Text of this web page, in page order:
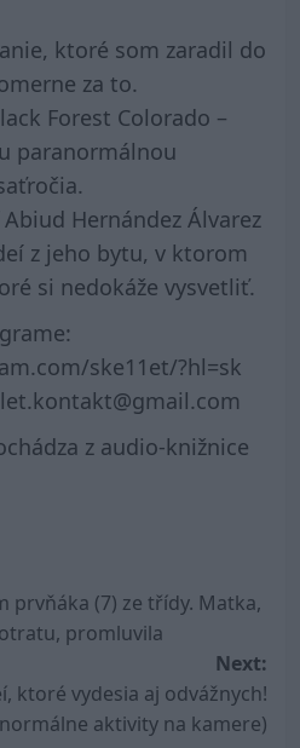
ktoré som zaradil do
za to.
Forest Colorado –
paranormálnou
Hernández Álvarez
z jeho bytu, v ktorom
si nedokáže vysvetliť.
ske11et/?hl=sk
z audio-knižnice
prvňáka (7) ze třídy. Matka,
promluvila
Next:
ktoré vydesia aj odvážnych!
aktivity na kamere)